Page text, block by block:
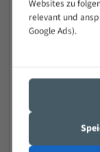
Gegenüber
Bezahlung
Gegenüber
uns das
Begleichung
Websites zu
relevant und
Google Ads).